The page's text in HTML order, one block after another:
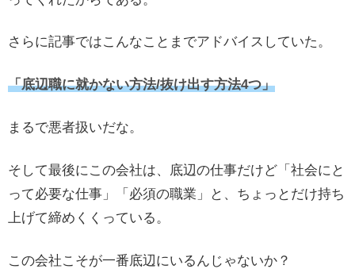
さらに記事ではこんなことまでアドバイスしていた。
「底辺職に就かない方法/抜け出す方法4つ」
まるで悪者扱いだな。
そして最後にこの会社は、底辺の仕事だけど「社会にと
って必要な仕事」「必須の職業」と、ちょっとだけ持ち
上げて締めくくっている。
この会社こそが一番底辺にいるんじゃないか？